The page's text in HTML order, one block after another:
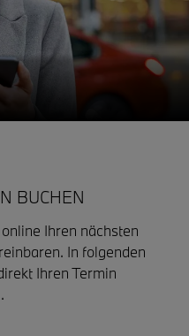
BUCHEN
Ihren nächsten
In folgenden
Ihren Termin